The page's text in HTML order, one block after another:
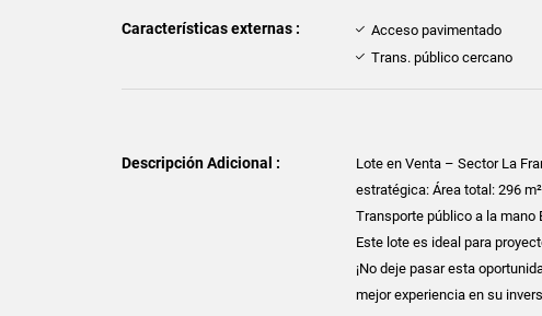
Características externas : Acceso pavimentado
Trans. público cercano
Descripción Adicional :
Lote en Venta – Sector La
estratégica: Área total: 296
Transporte público a la mano
Este lote es ideal para
¡No deje pasar esta
mejor experiencia en su